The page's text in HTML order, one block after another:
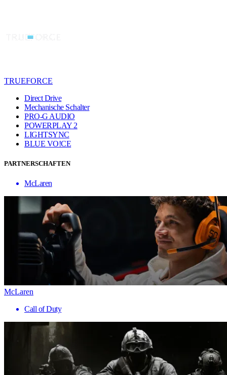
TRUEFORCE
Direct Drive
Mechanische Schalter
PRO-G AUDIO
POWERPLAY 2
LIGHTSYNC
BLUE VO!CE
PARTNERSCHAFTEN
McLaren
McLaren
Call of Duty